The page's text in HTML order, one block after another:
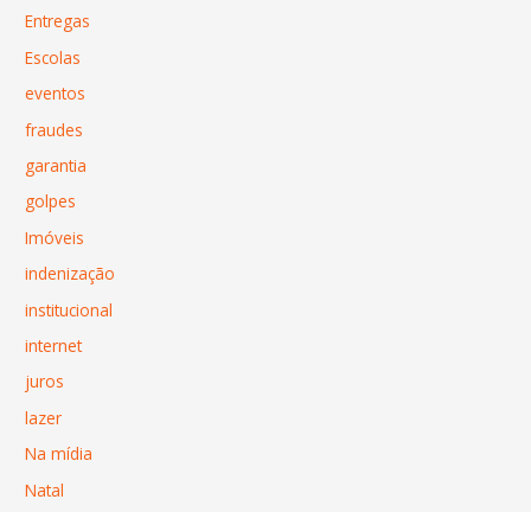
Entregas
Escolas
eventos
fraudes
garantia
golpes
Imóveis
indenização
institucional
internet
juros
lazer
Na mídia
Natal